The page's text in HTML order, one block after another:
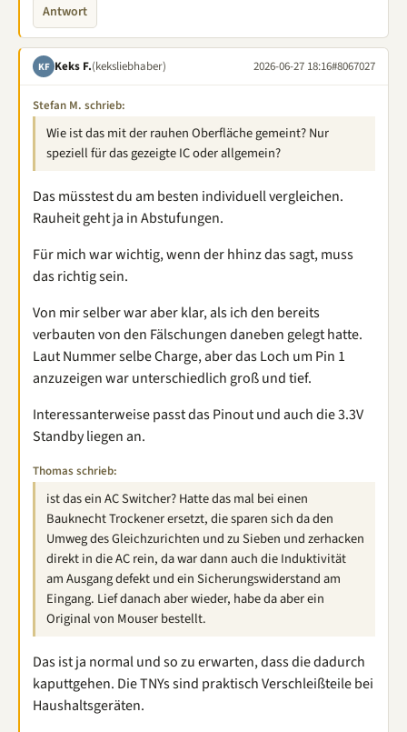
Antwort
KF Keks F.(keksliebhaber) 2026-06-27 18:16#8067027
Stefan M. schrieb:
Wie ist das mit der rauhen Oberfläche gemeint? Nur
speziell für das gezeigte IC oder allgemein?
Das müsstest du am besten individuell vergleichen.
Rauheit geht ja in Abstufungen.
Für mich war wichtig, wenn der hhinz das sagt, muss
das richtig sein.
Von mir selber war aber klar, als ich den bereits
verbauten von den Fälschungen daneben gelegt hatte.
Laut Nummer selbe Charge, aber das Loch um Pin 1
anzuzeigen war unterschiedlich groß und tief.
Interessanterweise passt das Pinout und auch die 3.3V
Standby liegen an.
Thomas schrieb:
ist das ein AC Switcher? Hatte das mal bei einen
Bauknecht Trockener ersetzt, die sparen sich da den
Umweg des Gleichzurichten und zu Sieben und zerhacken
direkt in die AC rein, da war dann auch die Induktivität
am Ausgang defekt und ein Sicherungswiderstand am
Eingang. Lief danach aber wieder, habe da aber ein
Original von Mouser bestellt.
Das ist ja normal und so zu erwarten, dass die dadurch
kaputtgehen. Die TNYs sind praktisch Verschleißteile bei
Haushaltsgeräten.